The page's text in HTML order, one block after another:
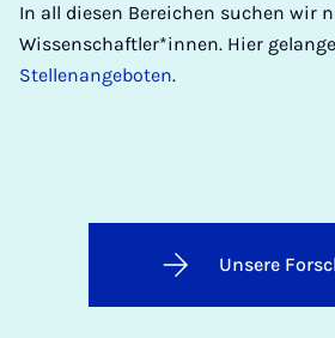
In all diesen Bereichen suchen wir
Wissenschaftler*innen. Hier
Stellenangeboten.
Unsere